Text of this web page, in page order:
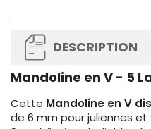
DESCRIPTION
Mandoline en V - 5
Cette Mandoline en V
de 6 mm pour juliennes